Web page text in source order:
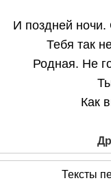
И поздней
Тебя так
Родная. Не
Как
Тексты